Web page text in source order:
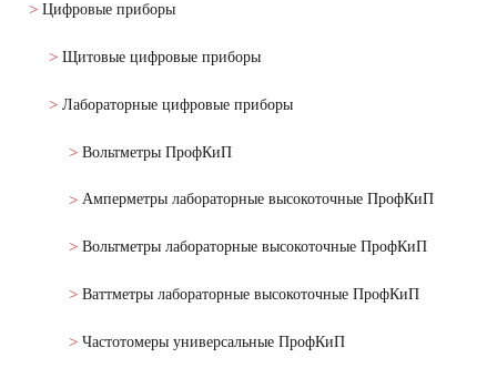
Цифровые приборы
Щитовые цифровые приборы
Лабораторные цифровые приборы
Вольтметры ПрофКиП
Амперметры лабораторные высокоточные ПрофКиП
Вольтметры лабораторные высокоточные ПрофКиП
Ваттметры лабораторные высокоточные ПрофКиП
Частотомеры универсальные ПрофКиП